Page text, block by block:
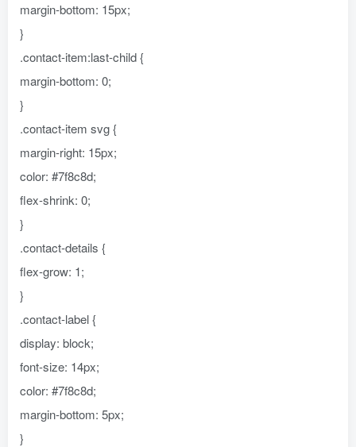
margin-bottom: 15px;
}
.contact-item:last-child {
margin-bottom: 0;
}
.contact-item svg {
margin-right: 15px;
color: #7f8c8d;
flex-shrink: 0;
}
.contact-details {
flex-grow: 1;
}
.contact-label {
display: block;
font-size: 14px;
color: #7f8c8d;
margin-bottom: 5px;
}